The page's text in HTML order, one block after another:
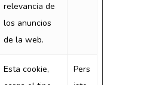
relevancia de
los anuncios
de la web.
Esta cookie,
Pers